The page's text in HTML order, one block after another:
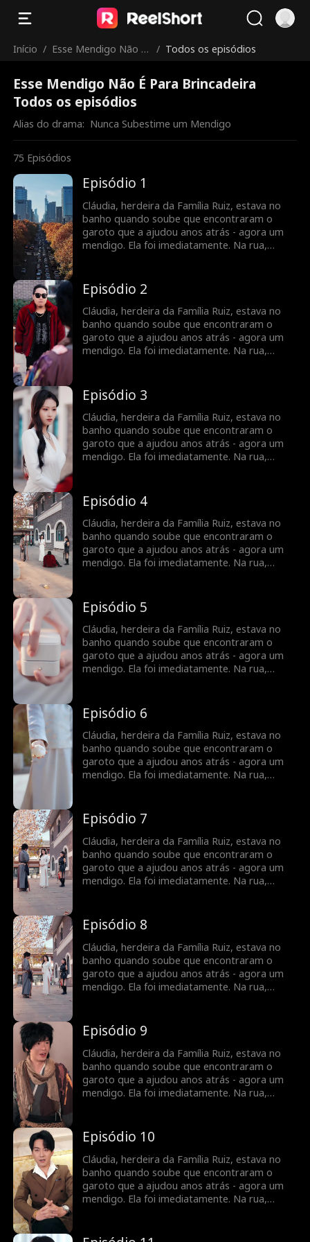
Início / Esse Mendigo Não É
/ Todos os episódios
Esse Mendigo Não É Para Brincadeira
Todos os episódios
Alias do drama: Nunca Subestime um Mendigo
75 Episódios
Episódio 1
Cláudia, herdeira da Família Ruiz, estava no
banho quando soube que encontraram o
garoto que a ajudou anos atrás - agora um
mendigo. Ela foi imediatamente. Na rua,
vingar. Cláudia chegou, linda, e se ajoelhou
pedindo Sandro em casamento. Ele aceitou e
foi com ela para a mansão. A família ficou
furiosa e deu um ultimato, deixar Sandro ou
ser expulsa. Sandro respondeu，quando nós
sairmos, vocês vão se arrepender muito.
Episódio 2
Cláudia, herdeira da Família Ruiz, estava no
banho quando soube que encontraram o
garoto que a ajudou anos atrás - agora um
mendigo. Ela foi imediatamente. Na rua,
vingar. Cláudia chegou, linda, e se ajoelhou
pedindo Sandro em casamento. Ele aceitou e
foi com ela para a mansão. A família ficou
furiosa e deu um ultimato, deixar Sandro ou
ser expulsa. Sandro respondeu，quando nós
sairmos, vocês vão se arrepender muito.
Episódio 3
Cláudia, herdeira da Família Ruiz, estava no
banho quando soube que encontraram o
garoto que a ajudou anos atrás - agora um
mendigo. Ela foi imediatamente. Na rua,
vingar. Cláudia chegou, linda, e se ajoelhou
pedindo Sandro em casamento. Ele aceitou e
foi com ela para a mansão. A família ficou
furiosa e deu um ultimato, deixar Sandro ou
ser expulsa. Sandro respondeu，quando nós
sairmos, vocês vão se arrepender muito.
Episódio 4
Cláudia, herdeira da Família Ruiz, estava no
banho quando soube que encontraram o
garoto que a ajudou anos atrás - agora um
mendigo. Ela foi imediatamente. Na rua,
vingar. Cláudia chegou, linda, e se ajoelhou
pedindo Sandro em casamento. Ele aceitou e
foi com ela para a mansão. A família ficou
furiosa e deu um ultimato, deixar Sandro ou
ser expulsa. Sandro respondeu，quando nós
sairmos, vocês vão se arrepender muito.
Episódio 5
Cláudia, herdeira da Família Ruiz, estava no
banho quando soube que encontraram o
garoto que a ajudou anos atrás - agora um
mendigo. Ela foi imediatamente. Na rua,
vingar. Cláudia chegou, linda, e se ajoelhou
pedindo Sandro em casamento. Ele aceitou e
foi com ela para a mansão. A família ficou
furiosa e deu um ultimato, deixar Sandro ou
ser expulsa. Sandro respondeu，quando nós
sairmos, vocês vão se arrepender muito.
Episódio 6
Cláudia, herdeira da Família Ruiz, estava no
banho quando soube que encontraram o
garoto que a ajudou anos atrás - agora um
mendigo. Ela foi imediatamente. Na rua,
vingar. Cláudia chegou, linda, e se ajoelhou
pedindo Sandro em casamento. Ele aceitou e
foi com ela para a mansão. A família ficou
furiosa e deu um ultimato, deixar Sandro ou
ser expulsa. Sandro respondeu，quando nós
sairmos, vocês vão se arrepender muito.
Episódio 7
Cláudia, herdeira da Família Ruiz, estava no
banho quando soube que encontraram o
garoto que a ajudou anos atrás - agora um
mendigo. Ela foi imediatamente. Na rua,
vingar. Cláudia chegou, linda, e se ajoelhou
pedindo Sandro em casamento. Ele aceitou e
foi com ela para a mansão. A família ficou
furiosa e deu um ultimato, deixar Sandro ou
ser expulsa. Sandro respondeu，quando nós
sairmos, vocês vão se arrepender muito.
Episódio 8
Cláudia, herdeira da Família Ruiz, estava no
banho quando soube que encontraram o
garoto que a ajudou anos atrás - agora um
mendigo. Ela foi imediatamente. Na rua,
vingar. Cláudia chegou, linda, e se ajoelhou
pedindo Sandro em casamento. Ele aceitou e
foi com ela para a mansão. A família ficou
furiosa e deu um ultimato, deixar Sandro ou
ser expulsa. Sandro respondeu，quando nós
sairmos, vocês vão se arrepender muito.
Episódio 9
Cláudia, herdeira da Família Ruiz, estava no
banho quando soube que encontraram o
garoto que a ajudou anos atrás - agora um
mendigo. Ela foi imediatamente. Na rua,
vingar. Cláudia chegou, linda, e se ajoelhou
pedindo Sandro em casamento. Ele aceitou e
foi com ela para a mansão. A família ficou
furiosa e deu um ultimato, deixar Sandro ou
ser expulsa. Sandro respondeu，quando nós
sairmos, vocês vão se arrepender muito.
Episódio 10
Cláudia, herdeira da Família Ruiz, estava no
banho quando soube que encontraram o
garoto que a ajudou anos atrás - agora um
mendigo. Ela foi imediatamente. Na rua,
vingar. Cláudia chegou, linda, e se ajoelhou